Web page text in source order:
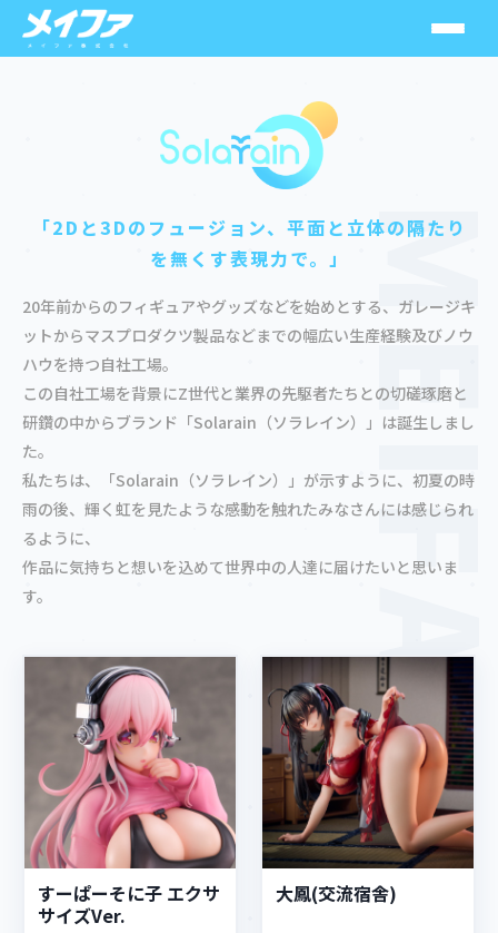
SolarainGoods
HoneyHoney
メカニカルパルス
「2Dと3Dのフュージョン、平面と立体の隔たり
を無くす表現力で。」
20年前からのフィギュアやグッズなどを始めとする、ガレージキ
ットからマスプロダクツ製品などまでの幅広い生産経験及びノウ
ハウを持つ自社工場。
この自社工場を背景にZ世代と業界の先駆者たちとの切磋琢磨と
研鑽の中からブランド「Solarain（ソラレイン）」は誕生しまし
た。
私たちは、「Solarain（ソラレイン）」が示すように、初夏の時
雨の後、輝く虹を見たような感動を触れたみなさんには感じられ
るように、
作品に気持ちと想いを込めて世界中の人達に届けたいと思いま
す。
すーぱーそに子 エクサ
サイズVer.
大鳳(交流宿舎)